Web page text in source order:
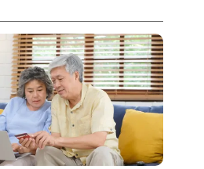
「過完年後怎麼覺得一直在
更慘的是，要享受連假就得
進度，好不容易放假又因為
導致臉色慘不忍睹，讓一票
為我發的文」，而原PO也
著手研究補充精神的好物，
躁感秒掰的3大法寶，讓眾
精神都來了！」